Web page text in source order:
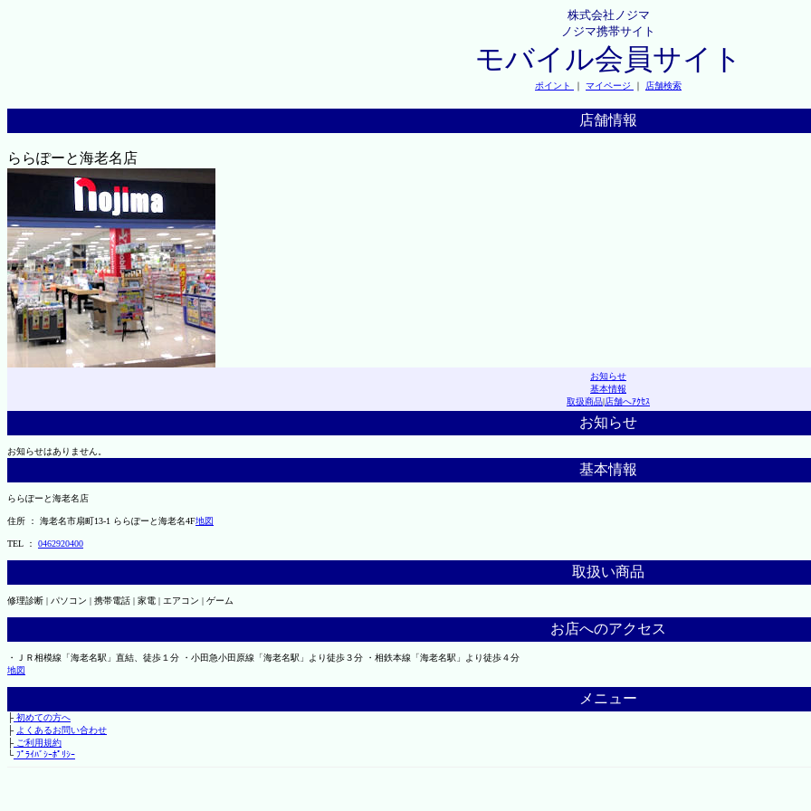
株式会社ノジマ
ノジマ携帯サイト
モバイル会員サイト
ポイント ｜ マイページ ｜ 店舗検索
店舗情報
ららぽーと海老名店
お知らせ
基本情報
取扱商品|店舗へｱｸｾｽ
お知らせ
お知らせはありません。
基本情報
ららぽーと海老名店
住所 ： 海老名市扇町13-1 ららぽーと海老名4F地図
TEL ： 0462920400
取扱い商品
修理診断 | パソコン | 携帯電話 | 家電 | エアコン | ゲーム
お店へのアクセス
・ＪＲ相模線「海老名駅」直結、徒歩１分 ・小田急小田原線「海老名駅」より徒歩３分 ・相鉄本線「海老名駅」より徒歩４分
地図
メニュー
├初めての方へ
├ よくあるお問い合わせ
├ご利用規約
└ﾌﾟﾗｲﾊﾞｼｰﾎﾟﾘｼｰ